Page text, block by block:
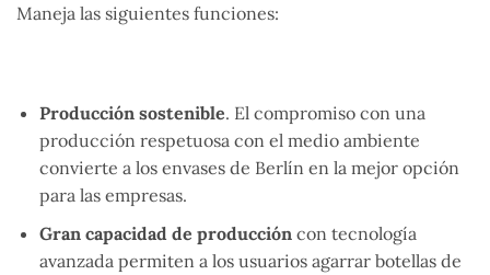
Maneja las siguientes funciones:
Producción sostenible. El compromiso con una
producción respetuosa con el medio ambiente
convierte a los envases de Berlín en la mejor opción
para las empresas.
Gran capacidad de produccióncon tecnología
avanzada permiten a los usuarios agarrar botellas de